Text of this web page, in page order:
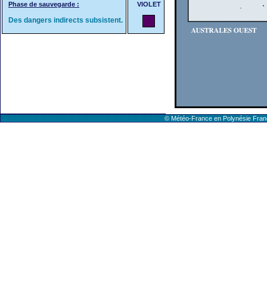
Phase de sauvegarde :
Des dangers indirects subsistent.
VIOLET
© Météo-France en Polynésie